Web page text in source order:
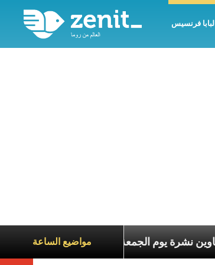
البابا فرنسيس
مواضيع الساعةعناوين نشرة يوم الجمعة 7 آب 2026: السلام يُبنى بصبر يومًا بعد يوم